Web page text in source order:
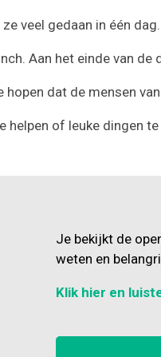
veel gedaan in één dag.
Aan het einde van
hopen dat de mensen
of leuke dingen
Je bekijkt de
weten en
Klik hier en